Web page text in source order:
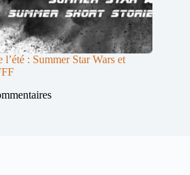
: Summer Star Wars et